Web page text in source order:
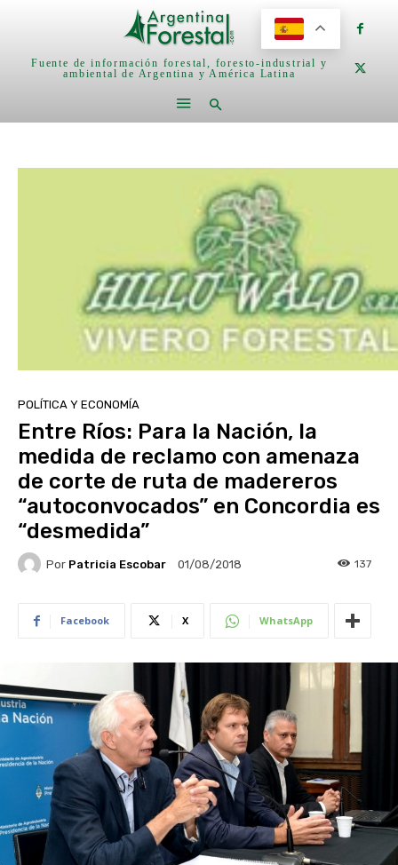
Fuente de información forestal, foresto-industrial y
ambiental de Argentina y América Latina
POLÍTICA Y ECONOMÍA
Entre Ríos: Para la Nación, la
medida de reclamo con amenaza
de corte de ruta de madereros
“autoconvocados” en Concordia es
“desmedida”
Por Patricia Escobar 01/08/2018 137
Facebook X WhatsApp